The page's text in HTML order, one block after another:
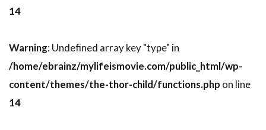
ジョージ・ヴォスコヴェック
ジョーダン・ウィン
ジョーン・ブラッドショウ
14
Warning: Undefined array key "type" in
/home/ebrainz/mylifeismovie.com/public_html/wp-
content/themes/the-thor-child/functions.php on line
14